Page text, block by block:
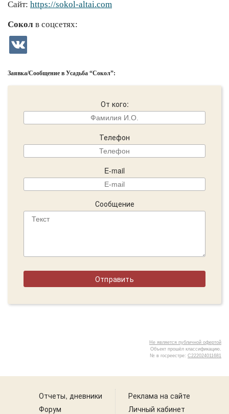
Сайт: https://sokol-altai.com
Сокол в соцсетях:
Заявка/Сообщение в Усадьба “Сокол”:
От кого:
Телефон
E-mail
Сообщение
Не является публичной офертой
Объект прошёл классификацию.
№ в госреестре: С222024011681
Отчеты, дневники
Форум
Реклама на сайте
Личный кабинет